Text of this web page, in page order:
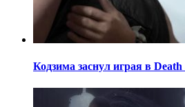
Кодзима заснул играя в